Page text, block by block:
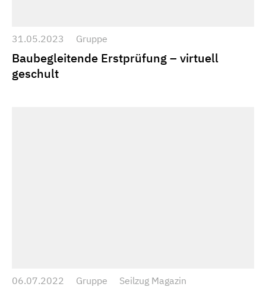
31.05.2023 Gruppe
Baubegleitende Erstprüfung – virtuell
geschult
06.07.2022 Gruppe Seilzug Magazin